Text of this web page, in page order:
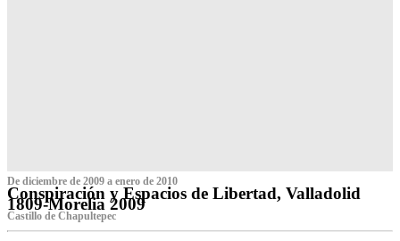
De diciembre de 2009 a enero de 2010
Conspiración y Espacios de Libertad, Valladolid
1809-Morelia 2009
Castillo de Chapultepec